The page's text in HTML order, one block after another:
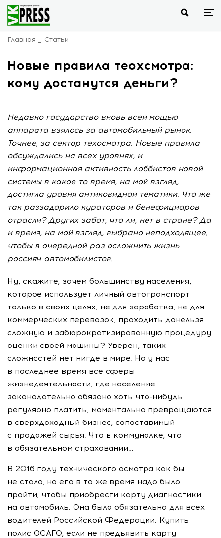
Главная Статьи
Новые правила теохсмотра:
кому достанутся деньги?
Недавно государство вновь всей мощью
аппарата взялось за автомобильный рынок.
Точнее, за сектор техосмотра. Новые правила
обсуждались на всех уровнях, и
информационная активность лоббистов новой
системы в какое-то время, на мой взгляд,
достигла уровня антиковидной тематики. Что же
так раззадорило кураторов и бенефициаров
отрасли? Других забот, что ли, нет в стране? Да
и время, на мой взгляд, выбрано неподходящее,
чтобы в очередной раз осложнить жизнь
россиян-автомобилистов.
Ну, скажите, зачем большинству населения,
которое использует личный автотранспорт
только в своих целях, не для заработка, не для
коммерческих перевозок, проходить донельзя
сложную и забюрократизированную процедуру
оценки своей машины? Уверен, таких
сложностей нет нигде в мире. Но у нас
в последнее время все сферы
жизнедеятельности, где население
законодательно обязано хоть что-нибудь
регулярно платить, моментально превращаются
в сверхдоходный бизнес, сопоставимый
с продажей сырья. Что в коммуналке, что
в обязательном страховании…
В 2016 году технического осмотра как бы
не стало, но его в то же время надо было
пройти, чтобы приобрести карту диагностики
на автомобиль. Она была обязательна для всех
водителей Российской Федерации. Купить
полис ОСАГО, если не предъявить карту